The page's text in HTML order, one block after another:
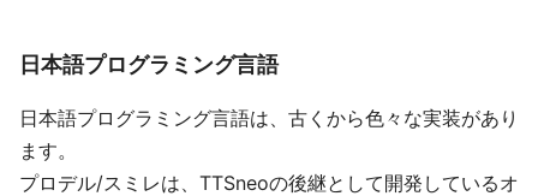
日本語プログラミング言語
日本語プログラミング言語は、古くから色々な実装があり
ます。
プロデル/スミレは、TTSneoの後継として開発しているオ